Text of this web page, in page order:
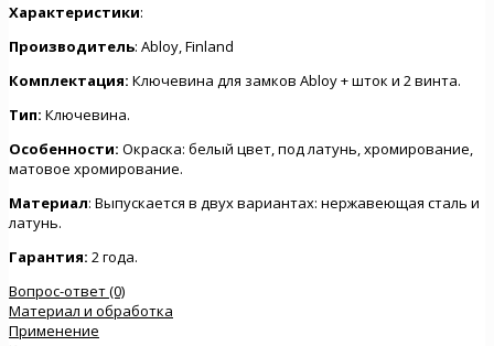
Характеристики:
Производитель: Abloy, Finland
Комплектация: Ключевина для замков Abloy + шток и 2 винта.
Тип: Ключевина.
Особенности: Окраска: белый цвет, под латунь, хромирование,
матовое хромирование.
Материал: Выпускается в двух вариантах: нержавеющая сталь и
латунь.
Гарантия: 2 года.
Вопрос-ответ (0)
Материал и обработка
Применение